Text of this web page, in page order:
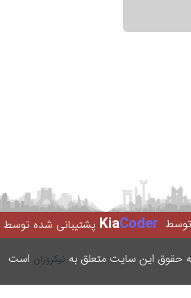
KiaCoder
پشتیبانی شده توسط
حقوق اين سایت متعلق به نیکروزان است